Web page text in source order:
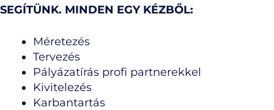
SEGÍTÜNK. MINDEN EGY KÉZBŐL:
Méretezés
Tervezés
Pályázatírás profi partnerekkel
Kivitelezés
Karbantartás